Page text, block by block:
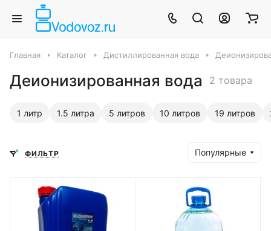
Главная Каталог Дистиллированная вода
Деионизированная вода 2 товара
1 литр 1.5 литра 5 литров 10 литров 19 литров
ФИЛЬТР Популярные